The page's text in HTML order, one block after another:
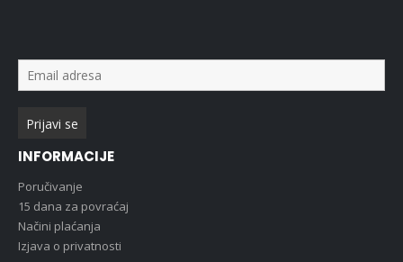
INFORMACIJE
Poručivanje
15 dana za povraćaj
Načini plaćanja
Izjava o privatnosti